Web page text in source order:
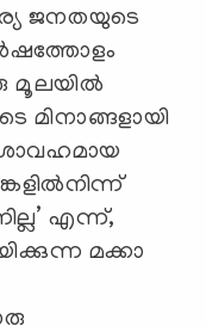
ജനതയുടെ
മൂലയില്‍
മിനാങ്ങളായി
എന്ന്,
മക്കാ